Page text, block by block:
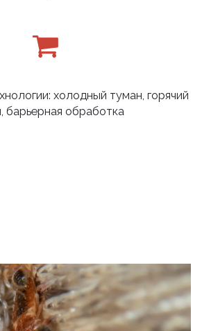
холодный туман, горячий
барьерная обработка